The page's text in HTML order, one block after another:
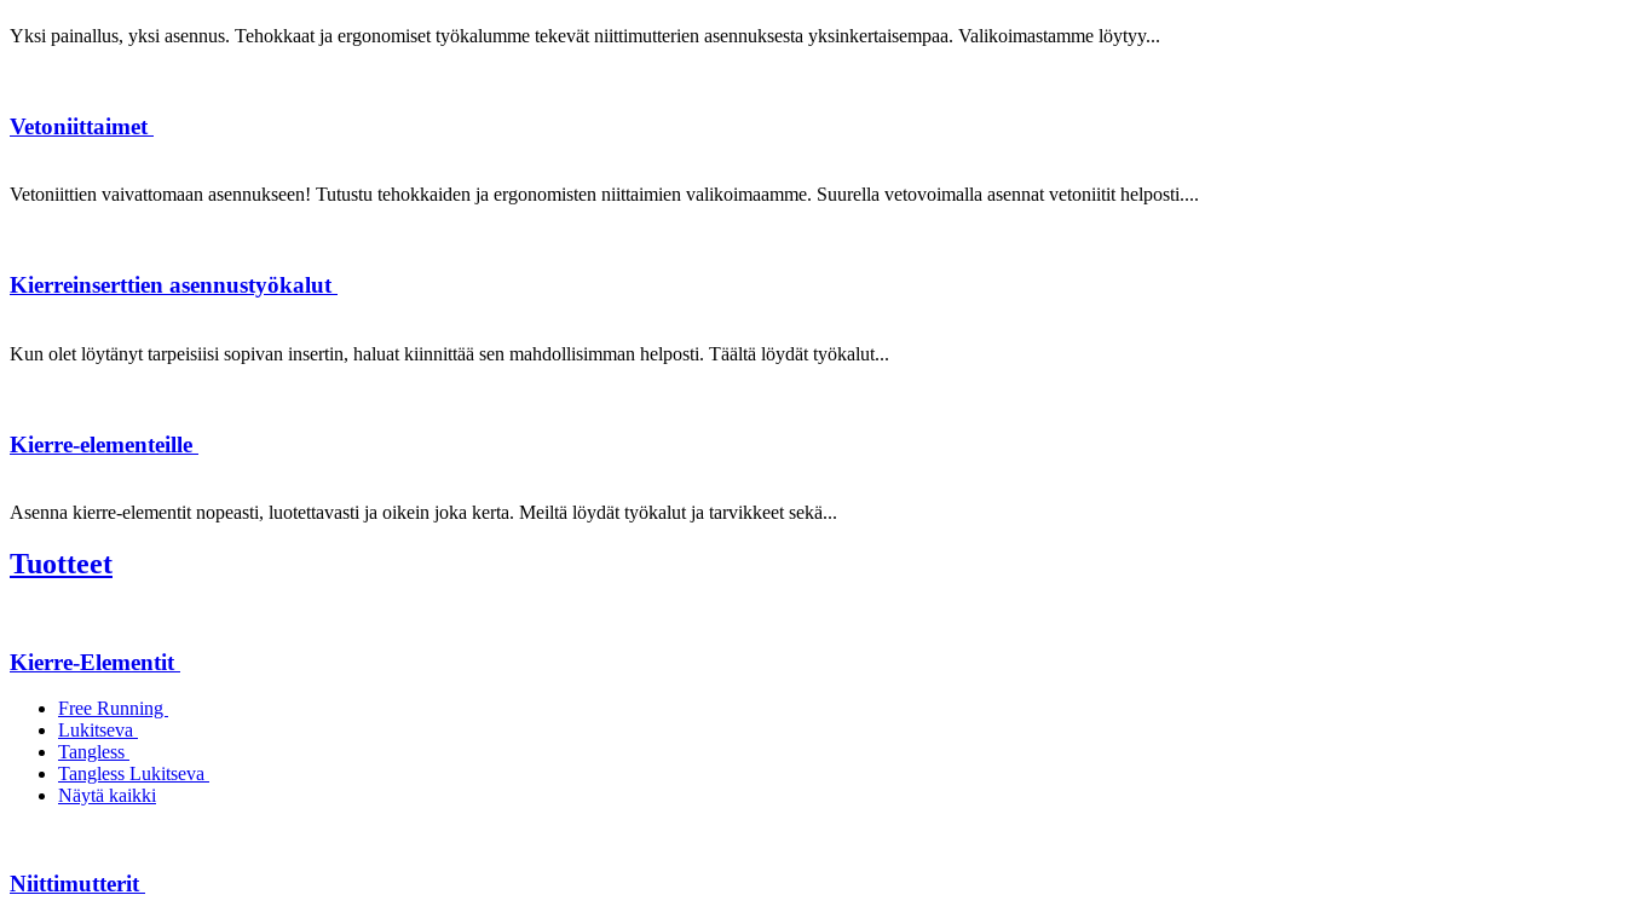
Yksi painallus, yksi asennus. Tehokkaat ja ergonomiset työkalumme tekevät niittimutterien asennuksesta yksinkertaisempaa. Valikoimastamme löytyy...
Vetoniittaimet
Vetoniittien vaivattomaan asennukseen! Tutustu tehokkaiden ja ergonomisten niittaimien valikoimaamme. Suurella vetovoimalla asennat vetoniitit helposti....
Kierreinserttien asennustyökalut
Kun olet löytänyt tarpeisiisi sopivan insertin, haluat kiinnittää sen mahdollisimman helposti. Täältä löydät työkalut...
Kierre-elementeille
Asenna kierre-elementit nopeasti, luotettavasti ja oikein joka kerta. Meiltä löydät työkalut ja tarvikkeet sekä...
Tuotteet
Kierre-Elementit
Free Running
Lukitseva
Tangless
Tangless Lukitseva
Näytä kaikki
Niittimutterit